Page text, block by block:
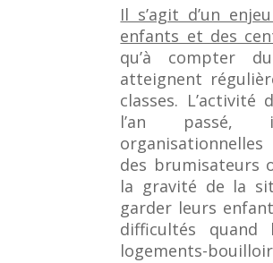
Il s’agit d’un
enfants et des
qu’à compter
atteignent
classes.
l’an passé,
des brumisateurs
la gravité de la
garder leurs
difficultés quand
logements-